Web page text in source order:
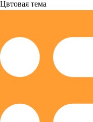
Цвтовая тема